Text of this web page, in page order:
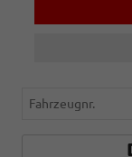
Fahrzeugnr.